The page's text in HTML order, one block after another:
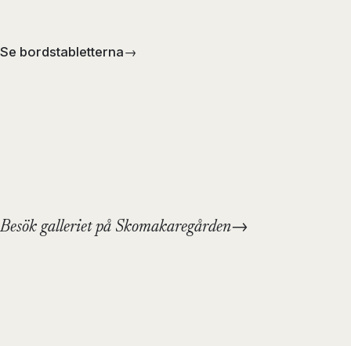
Se bordstabletterna→
Besök galleriet på Skomakaregården→